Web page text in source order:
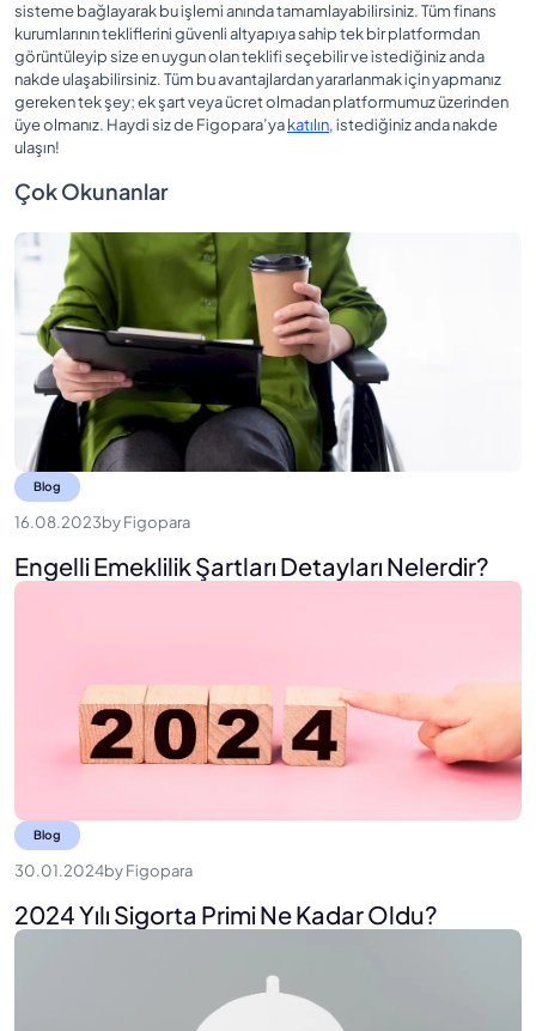
sisteme bağlayarak bu işlemi anında tamamlayabilirsiniz. Tüm finans
kurumlarının tekliflerini güvenli altyapıya sahip tek bir platformdan
görüntüleyip size en uygun olan teklifi seçebilir ve istediğiniz anda
nakde ulaşabilirsiniz. Tüm bu avantajlardan yararlanmak için yapmanız
gereken tek şey; ek şart veya ücret olmadan platformumuz üzerinden
üye olmanız. Haydi siz de Figopara’yakatılın, istediğiniz anda nakde
ulaşın!
Çok Okunanlar
Blog
16.08.2023byFigopara
Engelli Emeklilik Şartları Detayları Nelerdir?
Blog
30.01.2024byFigopara
2024 Yılı Sigorta Primi Ne Kadar Oldu?